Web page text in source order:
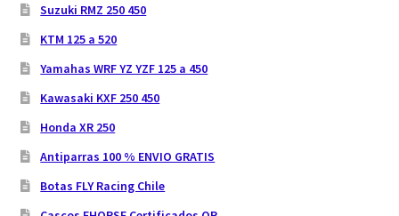
Suzuki RMZ 250 450
KTM 125 a 520
Yamahas WRF YZ YZF 125 a 450
Kawasaki KXF 250 450
Honda XR 250
Antiparras 100 % ENVIO GRATIS
Botas FLY Racing Chile